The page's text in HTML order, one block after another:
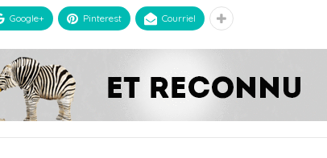
Google+ Pinterest Courriel